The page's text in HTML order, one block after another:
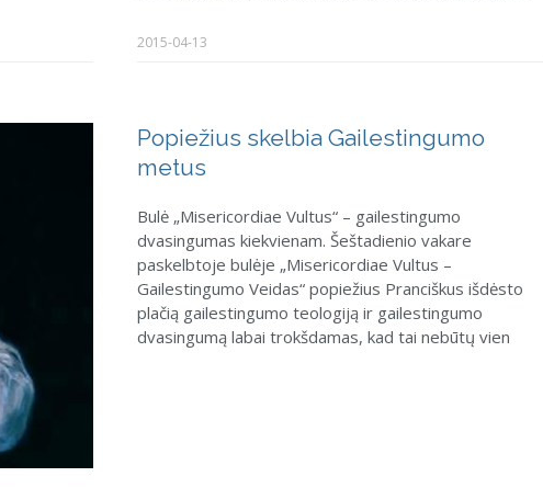
2015-04-13
Popiežius skelbia Gailestingumo
metus
Bulė „Misericordiae Vultus“ – gailestingumo
dvasingumas kiekvienam. Šeštadienio vakare
paskelbtoje bulėje „Misericordiae Vultus –
Gailestingumo Veidas“ popiežius Pranciškus išdėsto
plačią gailestingumo teologiją ir gailestingumo
dvasingumą labai trokšdamas, kad tai nebūtų vien